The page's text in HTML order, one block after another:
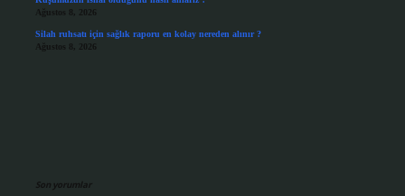
Ağustos 8, 2026
Silah ruhsatı için sağlık raporu en kolay nereden alınır ?
Ağustos 8, 2026
Son yorumlar